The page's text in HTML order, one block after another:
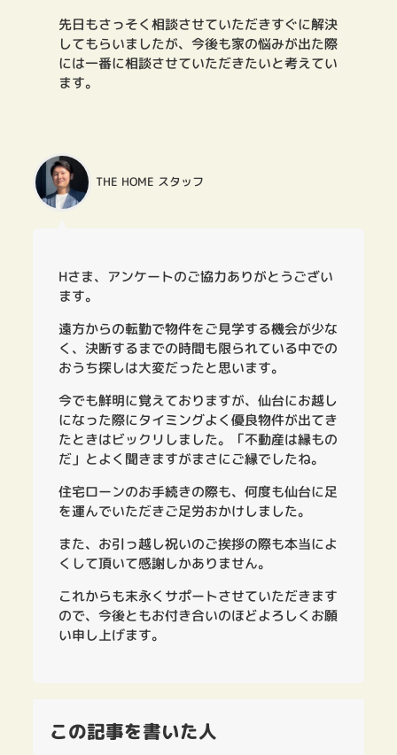
先日もさっそく相談させていただきすぐに解決
してもらいましたが、今後も家の悩みが出た際
には一番に相談させていただきたいと考えてい
ます。
THE HOME スタッフ
Hさま、アンケートのご協力ありがとうござい
ます。
遠方からの転勤で物件をご見学する機会が少な
く、決断するまでの時間も限られている中での
おうち探しは大変だったと思います。
今でも鮮明に覚えておりますが、仙台にお越し
になった際にタイミングよく優良物件が出てき
たときはビックリしました。「不動産は縁もの
だ」とよく聞きますがまさにご縁でしたね。
住宅ローンのお手続きの際も、何度も仙台に足
を運んでいただきご足労おかけしました。
また、お引っ越し祝いのご挨拶の際も本当によ
くして頂いて感謝しかありません。
これからも末永くサポートさせていただきます
ので、今後ともお付き合いのほどよろしくお願
い申し上げます。
この記事を書いた人